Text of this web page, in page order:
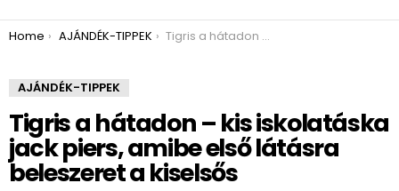
You are here:
Home AJÁNDÉK-TIPPEK Tigris a hátadon – kis iskolatáska jack piers, amibe első látásra beleszeret a kiselsős
AJÁNDÉK-TIPPEK
Tigris a hátadon – kis iskolatáska
jack piers, amibe első látásra
beleszeret a kiselsős